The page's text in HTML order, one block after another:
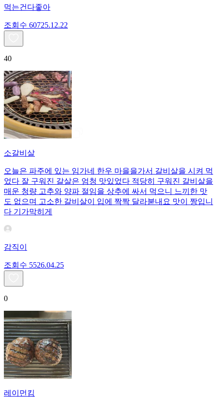
먹는건다좋아
조회수 60725.12.22
40
소갈비살
오늘은 파주에 있는 임가네 한우 마을을가서 갈비살을 시켜 먹
었다 잘 구워진 갈살은 엄청 맛있었다 적당히 구워진 갈비살을
매운 청량 고추와 양파 절임을 상추에 싸서 먹으니 느끼한 맛
도 없으며 고소한 갈비살이 입에 짝짝 달라붇내요 맛이 짱입니
다 기가막히게
감직이
조회수 5526.04.25
0
레이먼킴